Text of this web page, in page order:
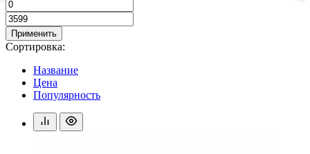
Применить
Сортировка:
Название
Цена
Популярность